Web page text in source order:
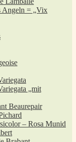
Angeln = „Vix
„mit
Beaurepair
– Rosa Munid